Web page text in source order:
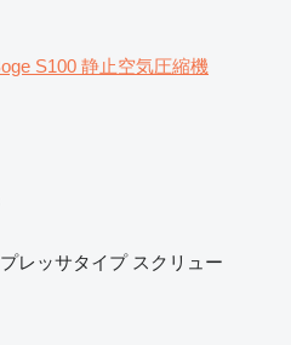
S100 静止空気圧縮機
レッサタイプ スクリュー